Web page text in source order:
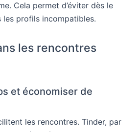
Cela permet d’éviter dès le
les profils incompatibles.
les rencontres
et économiser de
les rencontres. Tinder, par